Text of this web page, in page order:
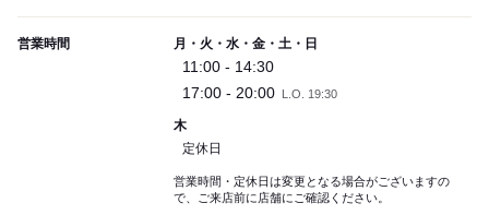
営業時間 月・火・水・金・土・日
11:00 - 14:30
17:00 - 20:00
L.O. 19:30
木
定休日
営業時間・定休日は変更となる場合がございますの
で、ご来店前に店舗にご確認ください。